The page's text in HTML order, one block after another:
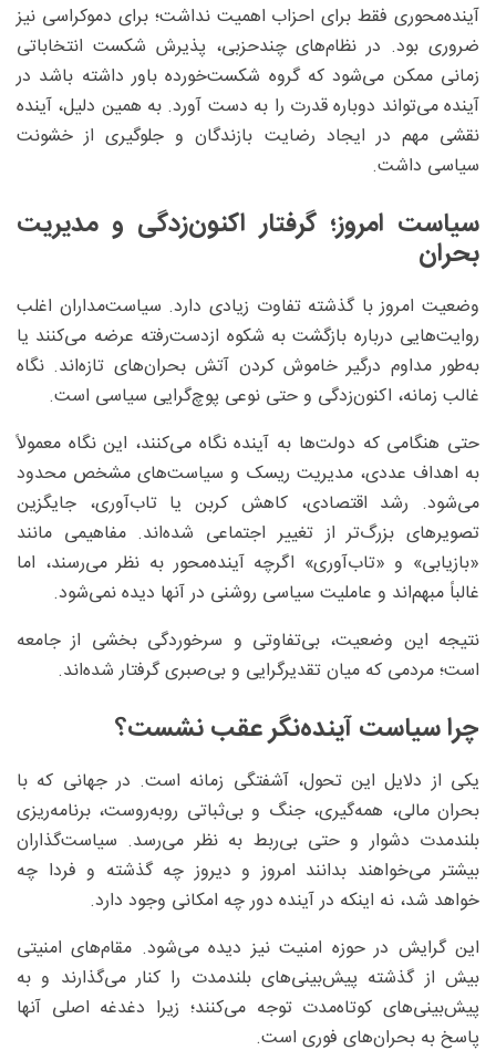
آینده‌محوری فقط برای احزاب اهمیت نداشت؛ برای دموکراسی نیز
ضروری بود. در نظام‌های چندحزبی، پذیرش شکست انتخاباتی
زمانی ممکن می‌شود که گروه شکست‌خورده باور داشته باشد در
آینده می‌تواند دوباره قدرت را به دست آورد. به همین دلیل، آینده
نقشی مهم در ایجاد رضایت بازندگان و جلوگیری از خشونت
سیاسی داشت.
سیاست امروز؛ گرفتار اکنون‌زدگی و مدیریت
بحران
وضعیت امروز با گذشته تفاوت زیادی دارد. سیاست‌مداران اغلب
روایت‌هایی درباره بازگشت به شکوه ازدست‌رفته عرضه می‌کنند یا
به‌طور مداوم درگیر خاموش کردن آتش بحران‌های تازه‌اند. نگاه
غالب زمانه، اکنون‌زدگی و حتی نوعی پوچ‌گرایی سیاسی است.
حتی هنگامی که دولت‌ها به آینده نگاه می‌کنند، این نگاه معمولاً
به اهداف عددی، مدیریت ریسک و سیاست‌های مشخص محدود
می‌شود. رشد اقتصادی، کاهش کربن یا تاب‌آوری، جایگزین
تصویرهای بزرگ‌تر از تغییر اجتماعی شده‌اند. مفاهیمی مانند
«بازیابی» و «تاب‌آوری» اگرچه آینده‌محور به نظر می‌رسند، اما
غالباً مبهم‌اند و عاملیت سیاسی روشنی در آنها دیده نمی‌شود.
نتیجه این وضعیت، بی‌تفاوتی و سرخوردگی بخشی از جامعه
است؛ مردمی که میان تقدیرگرایی و بی‌صبری گرفتار شده‌اند.
چرا سیاست آینده‌نگر عقب نشست؟
یکی از دلایل این تحول، آشفتگی زمانه است. در جهانی که با
بحران مالی، همه‌گیری، جنگ و بی‌ثباتی روبه‌روست، برنامه‌ریزی
بلندمدت دشوار و حتی بی‌ربط به نظر می‌رسد. سیاست‌گذاران
بیشتر می‌خواهند بدانند امروز و دیروز چه گذشته و فردا چه
خواهد شد، نه اینکه در آینده دور چه امکانی وجود دارد.
این گرایش در حوزه امنیت نیز دیده می‌شود. مقام‌های امنیتی
بیش از گذشته پیش‌بینی‌های بلندمدت را کنار می‌گذارند و به
پیش‌بینی‌های کوتاه‌مدت توجه می‌کنند؛ زیرا دغدغه اصلی آنها
پاسخ به بحران‌های فوری است.